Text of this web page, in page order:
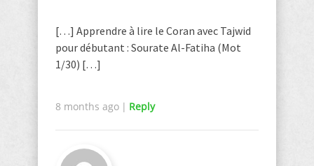
[…] Apprendre à lire le Coran avec Tajwid
pour débutant : Sourate Al-Fatiha (Mot
1/30) […]
8 months ago | Reply